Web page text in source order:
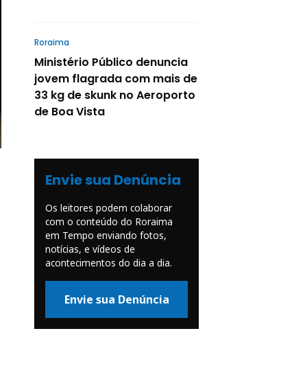
Roraima
Ministério Público denuncia
jovem flagrada com mais de
33 kg de skunk no Aeroporto
de Boa Vista
Envie sua Denúncia
Os leitores podem colaborar
com o conteúdo do Roraima
em Tempo enviando fotos,
notícias, e vídeos de
acontecimentos do dia a dia.
Envie sua Denúncia